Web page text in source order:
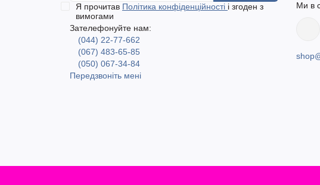
Я прочитав Політика конфіденційності і згоден з
вимогами
Зателефонуйте нам:
(044) 22-77-662
(067) 483-65-85
(050) 067-34-84
Передзвоніть мені
Ми в